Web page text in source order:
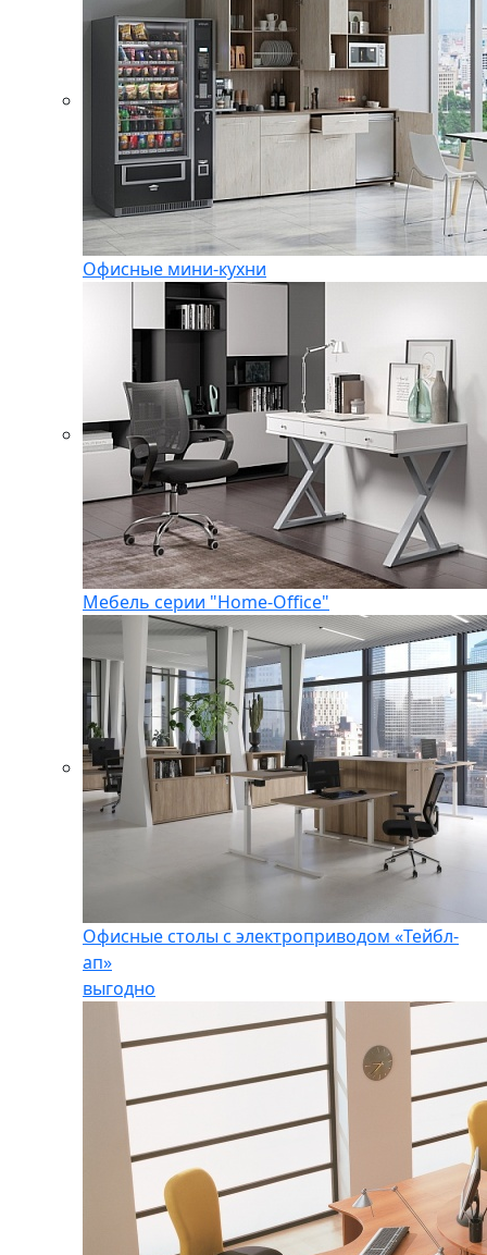
Офисные мини-кухни
Мебель серии "Home-Office"
Офисные столы с электроприводом «Тейбл-
ап»
выгодно